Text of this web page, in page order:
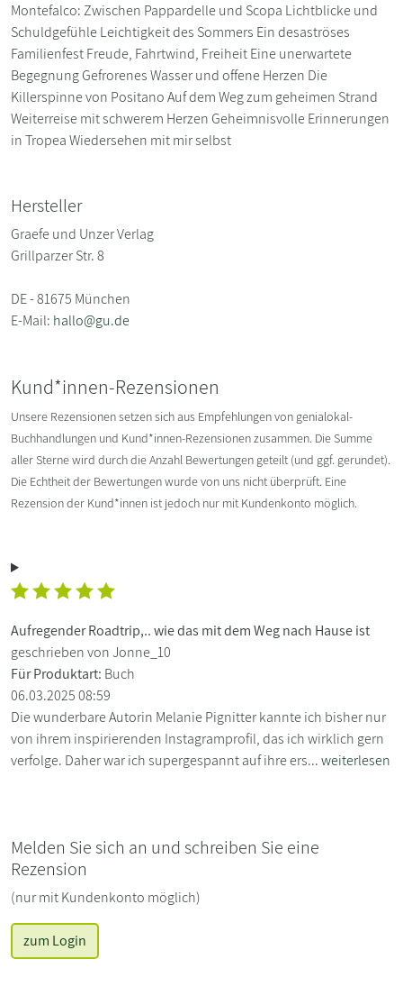
Montefalco: Zwischen Pappardelle und Scopa Lichtblicke und
Schuldgefühle Leichtigkeit des Sommers Ein desaströses
Familienfest Freude, Fahrtwind, Freiheit Eine unerwartete
Begegnung Gefrorenes Wasser und offene Herzen Die
Killerspinne von Positano Auf dem Weg zum geheimen Strand
Weiterreise mit schwerem Herzen Geheimnisvolle Erinnerungen
in Tropea Wiedersehen mit mir selbst
Hersteller
Graefe und Unzer Verlag
Grillparzer Str. 8
DE - 81675 München
E-Mail: hallo@gu.de
Kund*innen-Rezensionen
Unsere Rezensionen setzen sich aus Empfehlungen von genialokal-
Buchhandlungen und Kund*innen-Rezensionen zusammen. Die Summe
aller Sterne wird durch die Anzahl Bewertungen geteilt (und ggf. gerundet).
Die Echtheit der Bewertungen wurde von uns nicht überprüft. Eine
Rezension der Kund*innen ist jedoch nur mit Kundenkonto möglich.
Aufregender Roadtrip,.. wie das mit dem Weg nach Hause ist
geschrieben von Jonne_10
Für Produktart: Buch
06.03.2025 08:59
Die wunderbare Autorin Melanie Pignitter kannte ich bisher nur
von ihrem inspirierenden Instagramprofil, das ich wirklich gern
verfolge. Daher war ich supergespannt auf ihre ers...weiterlesen
Melden Sie sich an und schreiben Sie eine
Rezension
(nur mit Kundenkonto möglich)
zum Login